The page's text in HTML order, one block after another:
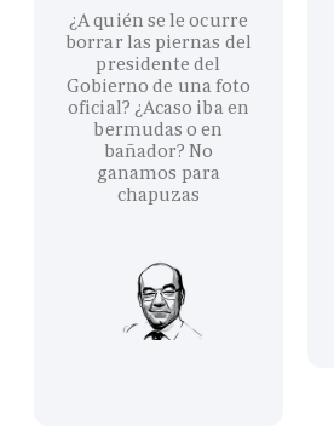
¿A quién se le ocurre
borrar las piernas del
presidente del
Gobierno de una foto
oficial? ¿Acaso iba en
bermudas o en
bañador? No
ganamos para
chapuzas